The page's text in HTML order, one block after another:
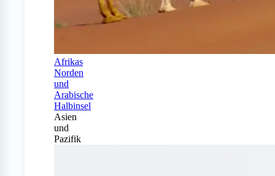
Afrikas
Norden
und
Arabische
Halbinsel
Asien
und
Pazifik